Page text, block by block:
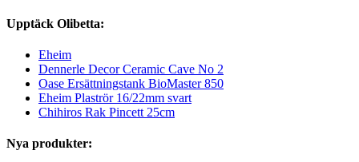
Upptäck Olibetta:
Eheim
Dennerle Decor Ceramic Cave No 2
Oase Ersättningstank BioMaster 850
Eheim Plaströr 16/22mm svart
Chihiros Rak Pincett 25cm
Nya produkter: